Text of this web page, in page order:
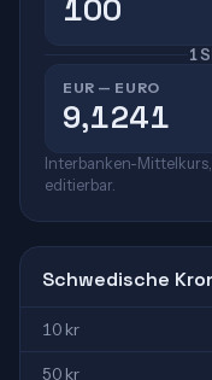
1
EUR — EURO
Interbanken-
editierbar.
Schwedische
10 kr
50 kr